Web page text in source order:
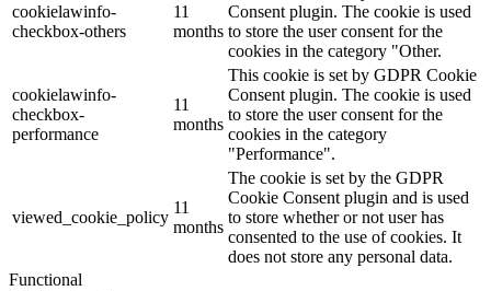
cookielawinfo-
checkbox-others
11
months
Consent plugin. The cookie is used
to store the user consent for the
cookies in the category "Other.
cookielawinfo-
checkbox-
performance
11
months
This cookie is set by GDPR Cookie
Consent plugin. The cookie is used
to store the user consent for the
cookies in the category
"Performance".
viewed_cookie_policy
11
months
The cookie is set by the GDPR
Cookie Consent plugin and is used
to store whether or not user has
consented to the use of cookies. It
does not store any personal data.
Functional